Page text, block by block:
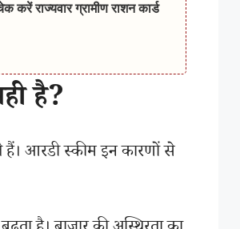
राज्यवार ग्रामीण राशन कार्ड
है?
हैं। आरडी स्कीम इन कारणों से